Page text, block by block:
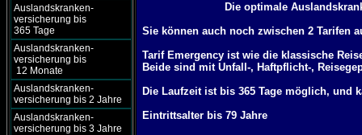
Auslandskranken-
versicherung bis
365 Tage
Auslandskranken-
versicherung bis
12 Monate
Auslandskranken-
versicherung bis 2 Jahre
Auslandskranken-
versicherung bis 3 Jahre
Die optimale
Sie können auch noch zwischen 2 Tarifen
Tarif Emergency ist wie die klassische
Beide sind mit Unfall-, Haftpflicht-,
Die Laufzeit ist bis 365 Tage möglich, und
Eintrittsalter bis 79 Jahre